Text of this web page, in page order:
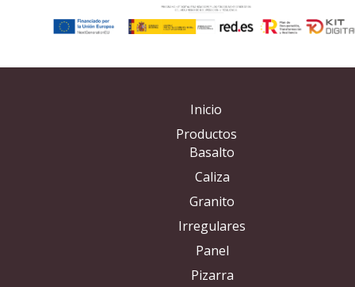
Inicio
Productos
Basalto
Caliza
Granito
Irregulares
Panel
Pizarra